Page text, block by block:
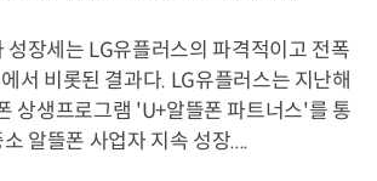
성장세는 LG유플러스의 파격적이고 전폭
서 비롯된 결과다. LG유플러스는 지난해
상생프로그램 'U+알뜰폰 파트너스'를 통
소 알뜰폰 사업자 지속 성장....